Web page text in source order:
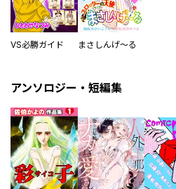
VS必勝ガイド まさしんげ～る
アンソロジー・短編集